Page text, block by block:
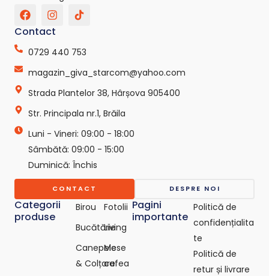
F
a
c
b
o
I
n
s
a
r
m
T
i
o
-
v
r
e
p
o
-
c
o
m
Categorii
produse
Birou
Bucătărie
Canepele
& Colțare
Fotolii
Living
Mese
cafea
Pagini
importante
Politică de
confidențialita
te
Politică de
retur și livrare
Contact
0729 440 753
magazin_giva_starcom@yahoo.com
Strada Plantelor 38, Hârșova 905400
Str. Principala nr.1, Brăila
Luni - Vineri: 09:00 - 18:00
Sâmbătă: 09:00 - 15:00
Duminică: Închis
CONTACT DESPRE NOI